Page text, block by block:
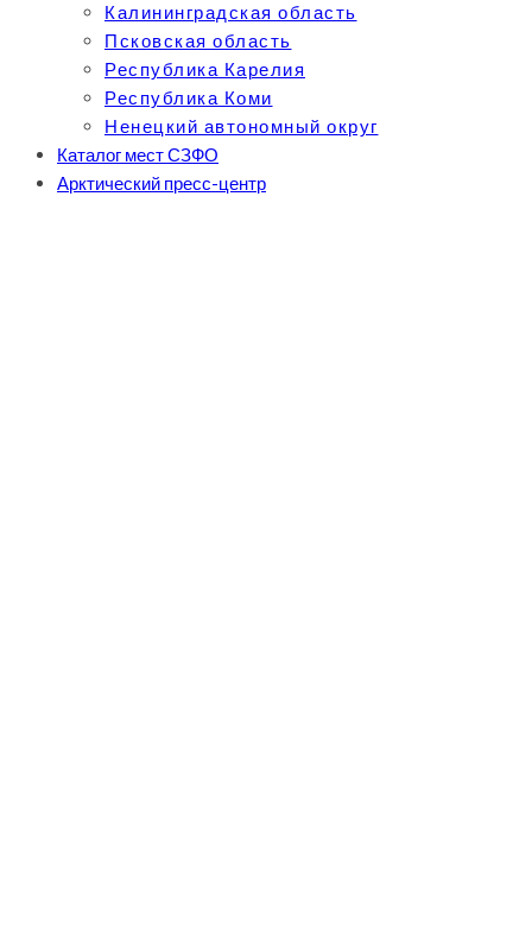
Калининградская область
Псковская область
Республика Карелия
Республика Коми
Ненецкий автономный округ
Каталог мест СЗФО
Арктический пресс-центр